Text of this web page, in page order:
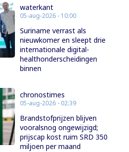
waterkant
05-aug-2026 - 10:00
Suriname verrast als
nieuwkomer en sleept drie
internationale digital-
healthonderscheidingen
binnen
chronostimes
05-aug-2026 - 02:39
Brandstofprijzen blijven
vooralsnog ongewijzigd;
prijscap kost ruim SRD 350
miljoen per maand